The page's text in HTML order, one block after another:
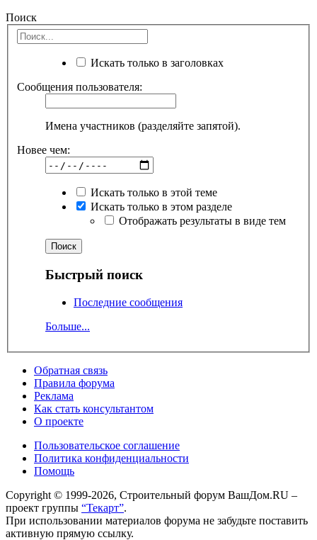
Поиск
Искать только в заголовках
Сообщения пользователя:
Имена участников (разделяйте запятой).
Новее чем:
Искать только в этой теме
Искать только в этом разделе
Отображать результаты в виде тем
Быстрый поиск
Последние сообщения
Больше...
Обратная связь
Правила форума
Реклама
Как стать консультантом
О проекте
Пользовательское соглашение
Политика конфиденциальности
Помощь
Copyright © 1999-2026, Строительный форум ВашДом.RU –
проект группы “Текарт”.
При использовании материалов форума не забудьте поставить
активную прямую ссылку.